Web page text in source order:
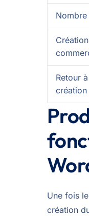
Retour
création
Une fois
création